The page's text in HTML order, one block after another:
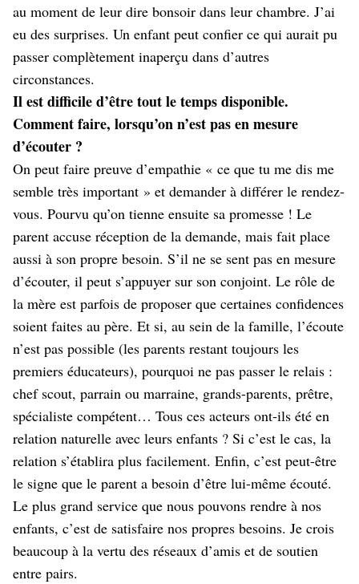
au moment de leur dire bonsoir dans leur chambre. J’ai
eu des surprises. Un enfant peut confier ce qui aurait pu
passer complètement inaperçu dans d’autres
circonstances.
Il est difficile d’être tout le temps disponible.
Comment faire, lorsqu’on n’est pas en mesure
d’écouter ?
On peut faire preuve d’empathie « ce que tu me dis me
semble très important » et demander à différer le rendez-
vous. Pourvu qu’on tienne ensuite sa promesse ! Le
parent accuse réception de la demande, mais fait place
aussi à son propre besoin. S’il ne se sent pas en mesure
d’écouter, il peut s’appuyer sur son conjoint. Le rôle de
la mère est parfois de proposer que certaines confidences
soient faites au père. Et si, au sein de la famille, l’écoute
n’est pas possible (les parents restant toujours les
premiers éducateurs), pourquoi ne pas passer le relais :
chef scout, parrain ou marraine, grands-parents, prêtre,
spécialiste compétent… Tous ces acteurs ont-ils été en
relation naturelle avec leurs enfants ? Si c’est le cas, la
relation s’établira plus facilement. Enfin, c’est peut-être
le signe que le parent a besoin d’être lui-même écouté.
Le plus grand service que nous pouvons rendre à nos
enfants, c’est de satisfaire nos propres besoins. Je crois
beaucoup à la vertu des réseaux d’amis et de soutien
entre pairs.